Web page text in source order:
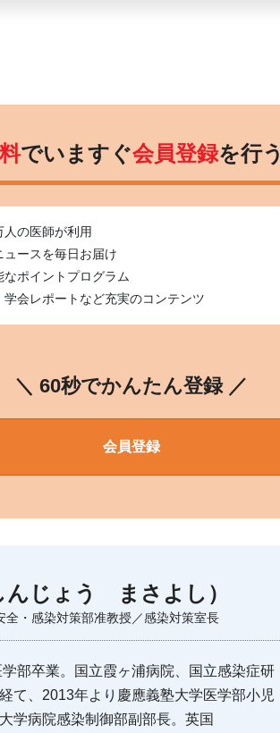
でいますぐ会員登録を行う
人の医師が利用
ースを毎日お届け
ポイントプログラム
会レポートなど充実のコンテンツ
＼ 60秒でかんたん登録 ／
会員登録
じょう まさよし）
全・感染対策部准教授／感染対策室長
部卒業。国立霞ヶ浦病院、国立感染症研
て、2013年より慶應義塾大学医学部小児
学病院感染制御部副部長。英国